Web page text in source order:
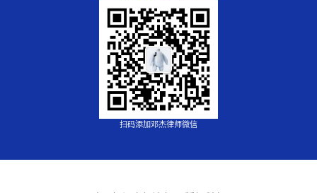
扫码添加邓杰律师微信